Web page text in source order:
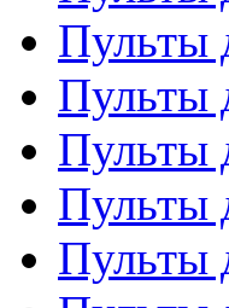
Пульты
Пульты
Пульты
Пульты
Пульты